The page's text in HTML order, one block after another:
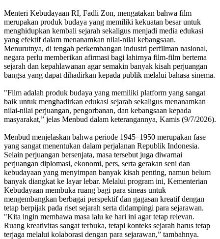
Menteri Kebudayaan RI, Fadli Zon, mengatakan bahwa film
merupakan produk budaya yang memiliki kekuatan besar untuk
menghidupkan kembali sejarah sekaligus menjadi media edukasi
yang efektif dalam menanamkan nilai-nilai kebangsaan.
Menurutnya, di tengah perkembangan industri perfilman nasional,
negara perlu memberikan afirmasi bagi lahirnya film-film bertema
sejarah dan kepahlawanan agar semakin banyak kisah perjuangan
bangsa yang dapat dihadirkan kepada publik melalui bahasa sinema.
"Film adalah produk budaya yang memiliki platform yang sangat
baik untuk menghadirkan edukasi sejarah sekaligus menanamkan
nilai-nilai perjuangan, pengorbanan, dan kebangsaan kepada
masyarakat,” jelas Menbud dalam keterangannya, Kamis (9/7/2026).
Menbud menjelaskan bahwa periode 1945–1950 merupakan fase
yang sangat menentukan dalam perjalanan Republik Indonesia.
Selain perjuangan bersenjata, masa tersebut juga diwarnai
perjuangan diplomasi, ekonomi, pers, serta gerakan seni dan
kebudayaan yang menyimpan banyak kisah penting, namun belum
banyak diangkat ke layar lebar. Melalui program ini, Kementerian
Kebudayaan membuka ruang bagi para sineas untuk
mengembangkan berbagai perspektif dan gagasan kreatif dengan
tetap berpijak pada riset sejarah serta didampingi para sejarawan.
"Kita ingin membawa masa lalu ke hari ini agar tetap relevan.
Ruang kreativitas sangat terbuka, tetapi konteks sejarah harus tetap
terjaga melalui kolaborasi dengan para sejarawan,” tambahnya.